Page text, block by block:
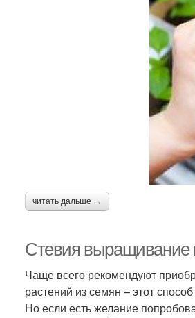
читать дальше →
Стевия выращивание
Чаще всего рекомендуют
растений из семян – этот
Но если есть желание